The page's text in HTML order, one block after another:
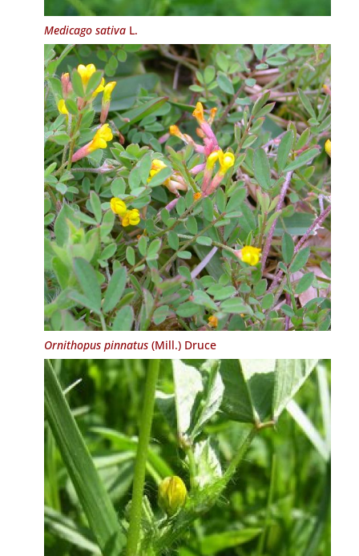
Medicago sativaL.
Ornithopus pinnatus(Mill.) Druce